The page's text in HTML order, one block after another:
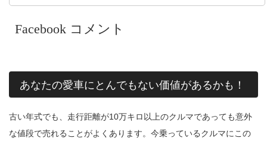
Facebook コメント
あなたの愛車にとんでもない価値があるかも！
古い年式でも、走行距離が10万キロ以上のクルマであっても意外
な値段で売れることがよくあります。今乗っているクルマにこの